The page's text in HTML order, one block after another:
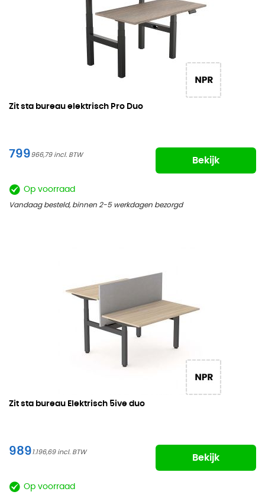
Zit sta bureau elektrisch Pro Duo
799966,79
Bekijk
Op voorraad
Vandaag besteld, binnen 2-5 werkdagen bezorgd
Zit sta bureau Elektrisch 5ive duo
9891.196,69
Bekijk
Op voorraad